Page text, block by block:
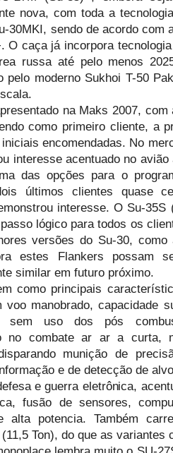
nova, com toda a
30MKI, sendo de acordo com
O caça já incorpora
russa até pelo menos
pelo moderno Sukhoi T-50
na Maks 2007,
como primeiro cliente, a
encomendadas. No
interesse acentuado no
das opções para o
últimos clientes quase
interesse. O Su-
lógico para todos os
versões do Su-30,
estes Flankers possam
similar em futuro próximo.
como principais
voo manobrado, capacidade
sem uso dos pós
no combate ar ar a curta,
munição de
e de detecção de
e guerra eletrônica,
fusão de sensores,
alta potencia. Também
Ton), do que as variantes